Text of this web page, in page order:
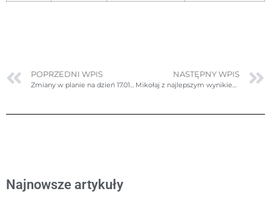
POPRZEDNI WPIS NASTĘPNY WPIS
Najnowsze artykuły